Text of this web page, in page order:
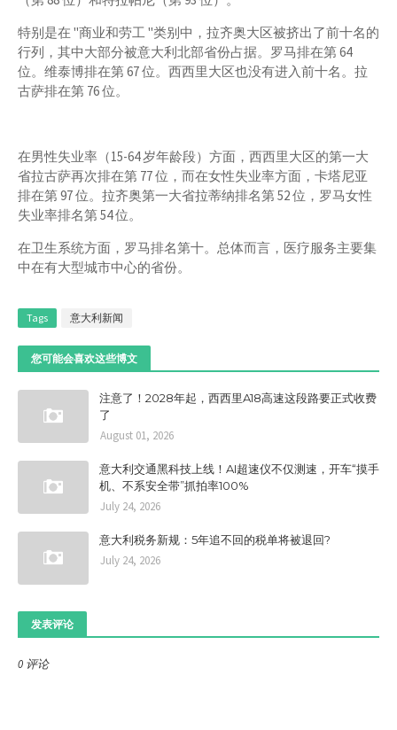
特别是在 "商业和劳工 "类别中，拉齐奥大区被挤出了前十名的
行列，其中大部分被意大利北部省份占据。罗马排在第 64
位。维泰博排在第 67 位。西西里大区也没有进入前十名。拉
古萨排在第 76 位。
在男性失业率（15-64 岁年龄段）方面，西西里大区的第一大
省拉古萨再次排在第 77 位，而在女性失业率方面，卡塔尼亚
排在第 97 位。拉齐奥第一大省拉蒂纳排名第 52 位，罗马女性
失业率排名第 54 位。
在卫生系统方面，罗马排名第十。总体而言，医疗服务主要集
中在有大型城市中心的省份。
Tags 意大利新闻
您可能会喜欢这些博文
注意了！2028年起，西西里A18高速这段路要正式收费
了
August 01, 2026
意大利交通黑科技上线！AI超速仪不仅测速，开车“摸手
机、不系安全带”抓拍率100%
July 24, 2026
意大利税务新规：5年追不回的税单将被退回?
July 24, 2026
发表评论
0 评论